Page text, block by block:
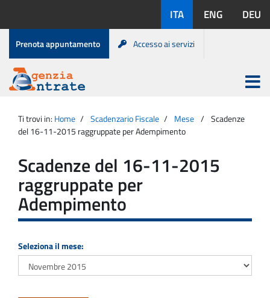
contenuto
disponibili:
ITA ENG DEU
Menu
di
servizio
Prenota appuntamento Accesso ai servizi
Agenzia
Entrate
Apri
menu
principale
Ti trovi in: Home Scadenzario Fiscale Mese
Scadenze
del 16-11-2015 raggruppate per Adempimento
Scadenze del 16-11-2015
raggruppate per
Adempimento
Seleziona il mese: